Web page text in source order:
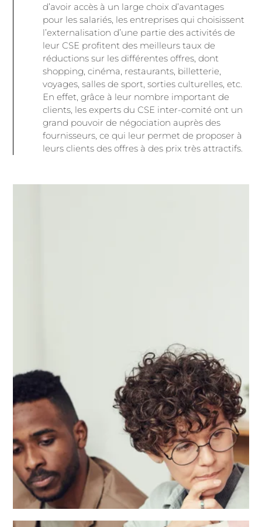
d’avoir accès à un large choix d’avantages
pour les salariés, les entreprises qui choisissent
l’externalisation d’une partie des activités de
leur CSE profitent des meilleurs taux de
réductions sur les différentes offres, dont
shopping, cinéma, restaurants, billetterie,
voyages, salles de sport, sorties culturelles, etc.
En effet, grâce à leur nombre important de
clients, les experts du CSE inter-comité ont un
grand pouvoir de négociation auprès des
fournisseurs, ce qui leur permet de proposer à
leurs clients des offres à des prix très attractifs.